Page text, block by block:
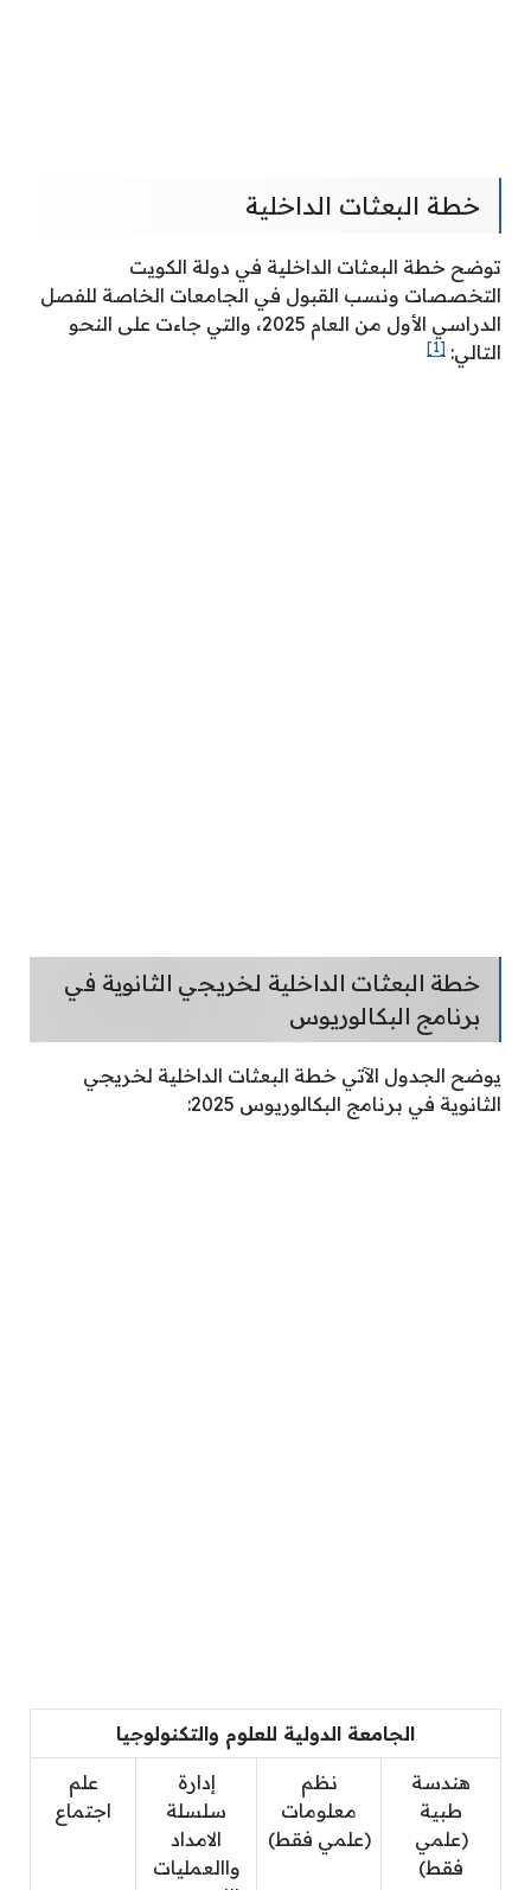
خطة البعثات الداخلية
توضح خطة البعثات الداخلية في دولة الكويت
التخصصات ونسب القبول في الجامعات الخاصة للفصل
الدراسي الأول من العام 2025، والتي جاءت على النحو
التالي: [1]
خطة البعثات الداخلية لخريجي الثانوية في
برنامج البكالوريوس
يوضح الجدول الآتي خطة البعثات الداخلية لخريجي
الثانوية في برنامج البكالوريوس 2025:
الجامعة الدولية للعلوم والتكنولوجيا
هندسة
طبية
(علمي
فقط)
نظم
معلومات
(علمي فقط)
إدارة
سلسلة
الامداد
واالعمليات
علم
اجتماع